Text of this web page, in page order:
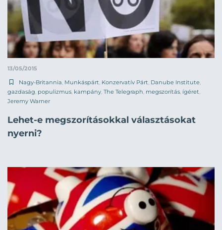
13/05/2015
Nagy-Britannia, Munkáspárt, Konzervatív Párt, Danube Institute,
gazdaság, populizmus, kampány, The Telegraph, megszorítás, ígéret,
Jeremy Warner
Lehet-e megszorításokkal választásokat
nyerni?